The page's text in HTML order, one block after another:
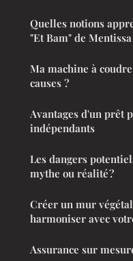
Quelles notions
"Et Bam" de
Ma machine à
causes ?
Avantages d'un prêt
indépendants
Les dangers
mythe ou réalité ?
Créer un mur
harmoniser avec
Assurance sur